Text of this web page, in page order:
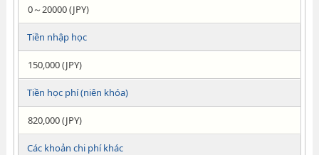
0～20000 (JPY)
Tiền nhập học
150,000 (JPY)
Tiền học phí (niên khóa)
820,000 (JPY)
Các khoản chi phí khác